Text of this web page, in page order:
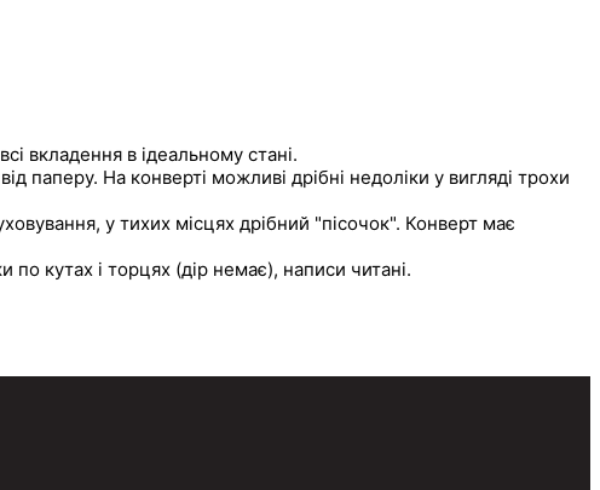
вкладення в ідеальному стані.
паперу. На конверті можливі дрібні недоліки у вигляді трохи
у тихих місцях дрібний "пісочок". Конверт має
кутах і торцях (дір немає), написи читані.